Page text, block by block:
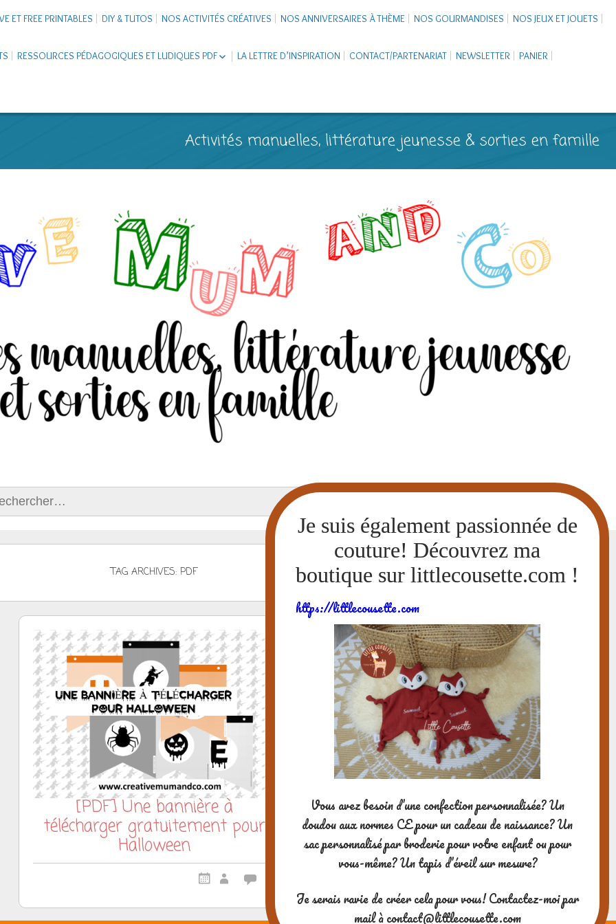
ET FREE PRINTABLES DIY & TUTOS NOS ACTIVITÉS CRÉATIVES NOS ANNIVERSAIRES À THÈME NOS GOURMANDISES NOS JEUX ET JOUETS
RESSOURCES PÉDAGOGIQUES ET LUDIQUES PDF
CARNETS DE VOYAGE ENFANTS
LA LETTRE D’INSPIRATION CONTACT/PARTENARIAT NEWSLETTER PANIER
Activités manuelles, littérature jeunesse & sorties en famille
TAG ARCHIVES: PDF
[PDF] Une bannière à
télécharger gratuitement pour
Halloween
https://littlecousette.com
Vous avez besoin d’une confection personnalisée? Un
doudou aux normes CE pour un cadeau de naissance? Un
sac personnalisé par broderie pour votre enfant ou pour
vous-même? Un tapis d’éveil sur mesure?
Je serais ravie de créer cela pour vous! Contactez-moi par
mail à contact@littlecousette.com